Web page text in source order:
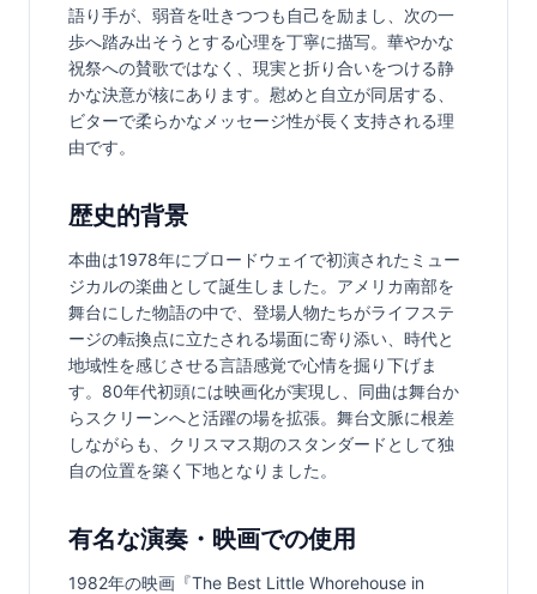
語り手が、弱音を吐きつつも自己を励まし、次の一
歩へ踏み出そうとする心理を丁寧に描写。華やかな
祝祭への賛歌ではなく、現実と折り合いをつける静
かな決意が核にあります。慰めと自立が同居する、
ビターで柔らかなメッセージ性が長く支持される理
由です。
歴史的背景
本曲は1978年にブロードウェイで初演されたミュー
ジカルの楽曲として誕生しました。アメリカ南部を
舞台にした物語の中で、登場人物たちがライフステ
ージの転換点に立たされる場面に寄り添い、時代と
地域性を感じさせる言語感覚で心情を掘り下げま
す。80年代初頭には映画化が実現し、同曲は舞台か
らスクリーンへと活躍の場を拡張。舞台文脈に根差
しながらも、クリスマス期のスタンダードとして独
自の位置を築く下地となりました。
有名な演奏・映画での使用
1982年の映画『The Best Little Whorehouse in